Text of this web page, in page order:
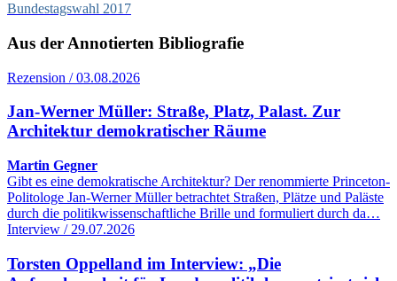
Bundestagswahl 2017
Aus der Annotierten Bibliografie
Rezension / 03.08.2026
Jan-Werner Müller: Straße, Platz, Palast. Zur
Architektur demokratischer Räume
Martin Gegner
Gibt es eine demokratische Architektur? Der renommierte Princeton-
Politologe Jan-Werner Müller betrachtet Straßen, Plätze und Paläste
durch die politikwissenschaftliche Brille und formuliert durch da…
Interview / 29.07.2026
Torsten Oppelland im Interview: „Die